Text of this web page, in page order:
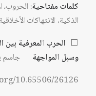
كلمات مفتاحية: الحروب،
الذكية، الانتهاكات
⬜ الحرب المعرفية بين
وسبل المواجهة جاسم
10.65506/26126